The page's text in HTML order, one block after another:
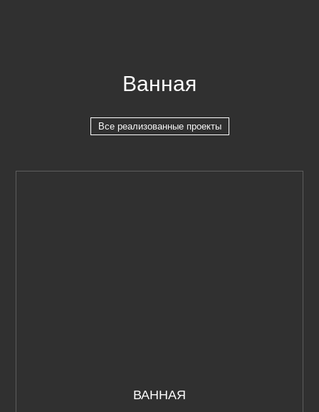
Ванная
Все реализованные проекты
ВАННАЯ